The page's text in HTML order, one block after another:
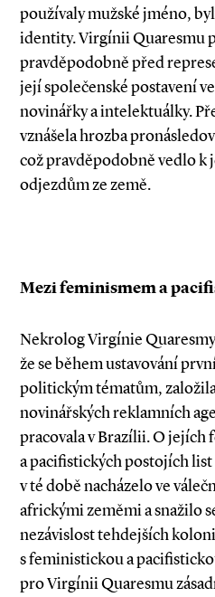
používaly mužské jméno,
identity. Virgínii Quaresmu
pravděpodobně před
její společenské postavení
novinářky a intelektuálky.
vznášela hrozba
což pravděpodobně vedlo k
odjezdům ze země.
Mezi feminismem a
Nekrolog Virgínie
že se během ustavování
politickým tématům,
novinářských reklamních
pracovala v Brazílii. O jejích
a pacifistických postojích
v té době nacházelo ve
africkými zeměmi a snažilo
nezávislost tehdejších
s feministickou a
pro Virgínii Quaresmu